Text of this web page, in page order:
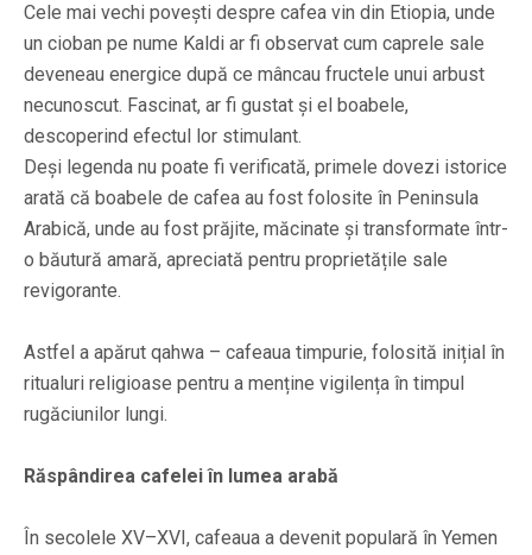
Cele mai vechi povești despre cafea vin din Etiopia, unde
un cioban pe nume Kaldi ar fi observat cum caprele sale
deveneau energice după ce mâncau fructele unui arbust
necunoscut. Fascinat, ar fi gustat și el boabele,
descoperind efectul lor stimulant.
Deși legenda nu poate fi verificată, primele dovezi istorice
arată că boabele de cafea au fost folosite în Peninsula
Arabică, unde au fost prăjite, măcinate și transformate într-
o băutură amară, apreciată pentru proprietățile sale
revigorante.
Astfel a apărut qahwa – cafeaua timpurie, folosită inițial în
ritualuri religioase pentru a menține vigilența în timpul
rugăciunilor lungi.
Răspândirea cafelei în lumea arabă
În secolele XV–XVI, cafeaua a devenit populară în Yemen